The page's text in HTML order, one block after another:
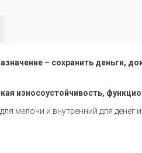
– сохранить деньги,
износоустойчивость,
мелочи и внутренний для денег